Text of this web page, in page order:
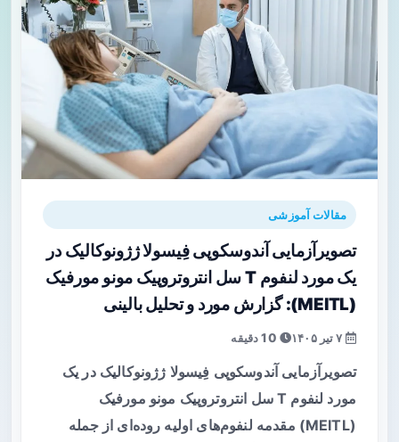
مقالات آموزشی
تصویرآزمایی آندوسکوپی فِیسولا ژژونوکالیک در
یک مورد لنفوم T سل انتروتروپیک مونو مورفیک
(MEITL): گزارش مورد و تحلیل بالینی
تصویرآزمایی آندوسکوپی فِیسولا ژژونوکالیک در یک
مورد لنفوم T سل انتروتروپیک مونو مورفیک
(MEITL) مقدمه لنفوم‌های اولیه روده‌ای از جمله